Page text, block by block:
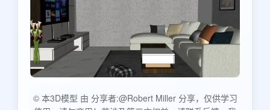
© 本3D模型 由 分享者:@Robert Miller 分享，仅供学习